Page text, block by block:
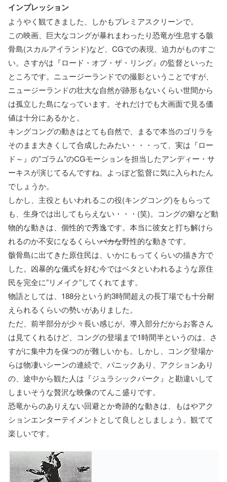
インプレッション
ようやく観てきました、しかもプレミアスクリーンで。
この映画、巨大なコングが暴れまわったり恐竜が生息する骸
骨島(スカルアイランド)など、CGでの表現、迫力がものすご
い。さすがは『ロード・オブ・ザ・リング』の監督といった
ところです。ニュージーランドでの撮影ということですが、
ニュージーランドの壮大な自然が跡形もないくらい世間から
は孤立した島になっています。それだけでも大画面で見る価
値は十分にあるかと。
キングコングの動きはとても自然で、まるで本当のゴリラを
そのまま大きくして合成したみたい・・・って、実は『ロー
ド～』の”ゴラム”のCGモーションを担当したアンディー・サ
ーキスが演じてるんですね。よっぽど監督に気に入られたん
でしょうか。
しかし、主役ともいわれるこの役(キングコング)をもらって
も、生身では出してもらえない・・・(笑)。コングの癖など動
物的な動きは、個性的で秀逸です。本当に彼女と打ち解けら
れるのか不安になるくらいバカな野性的な動きです。
骸骨島に出てきた原住民は、いかにもってくらいの描き方で
した。凶暴的な儀式を好む今ではベタといわれるような原住
民を完全に”リメイク”してくれてます。
物語としては、188分という約3時間超えの長丁場でも十分耐
えられるくらいの勢いがありました。
ただ、前半部分が少々長い感じが。導入部分だからお客さん
は見てくれるけど、コングの登場まで1時間半というのは、さ
すがに集中力を保つのが難しいかも。しかし、コング登場か
らは物凄いシーンの連続で、パニックあり、アクションあり
の、途中から観た人は『ジュラシックパーク』と勘違いして
しまいそうな贅沢な映像のてんこ盛りです。
恐竜からのありえない回避とか奇跡的な動きは、もはやアク
ションエンターテイメントとして良しとしましょう。観てて
楽しいです。